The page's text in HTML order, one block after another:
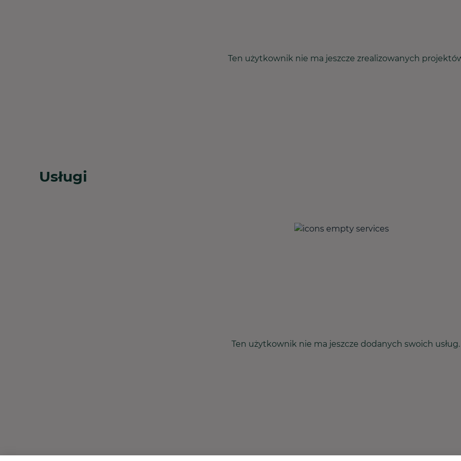
Ten użytkownik nie ma jeszcze zrealizowanych
Usługi
Ten użytkownik nie ma jeszcze dodanych swoich usług.